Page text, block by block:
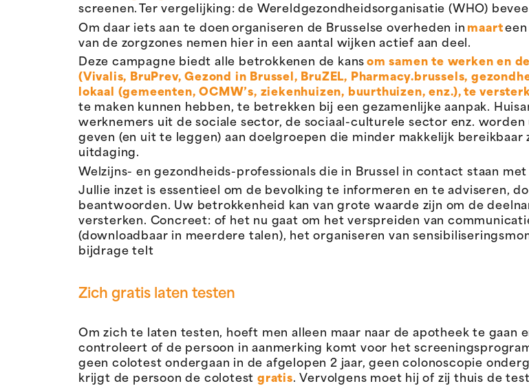
screenen.
Ter vergelijking: de Wereldgezondheidsorganisatie (WHO)
Om daar iets aan te doen organiseren de Brusselse overheden in maarteen
van de zorgzones nemen hier in een aantal wijken actief aan deel.
Deze campagne biedt alle betrokkenen de kans om samen te werken en
(Vivalis, BruPrev, Gezond in Brussel, BruZEL, Pharmacy.brussels,
lokaal (gemeenten, OCMW’s, ziekenhuizen, buurthuizen, enz.), te
te maken kunnen hebben, te betrekken bij een gezamenlijke aanpak.
werknemers uit de sociale sector, de sociaal-culturele sector enz.
geven (en uit te leggen) aan doelgroepen die minder makkelijk
uitdaging.
Welzijns- en gezondheids-professionals die in Brussel in contact staan
Jullie inzet is essentieel om de bevolking te informeren en te adviseren,
beantwoorden. Uw betrokkenheid kan van grote waarde zijn om de
versterken. Concreet: of het nu gaat om het verspreiden van
(downloadbaar in meerdere talen), het organiseren van
bijdrage telt
Zich gratis laten testen
Om zich te laten testen, hoeft men alleen maar naar de apotheek te gaan
controleert of de persoon in aanmerking komt voor het
geen colotest ondergaan in de afgelopen 2 jaar, geen colonoscopie
krijgt de persoon de colotestgratis. Vervolgens moet hij of zij thuis de